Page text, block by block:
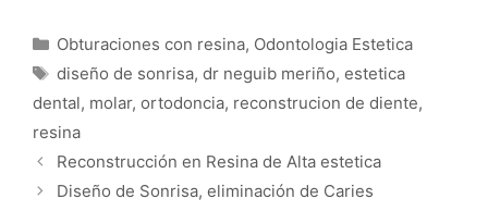
Categorías
Obturaciones con resina, Odontologia Estetica
Etiquetas
diseño de sonrisa, dr neguib meriño, estetica
dental, molar, ortodoncia, reconstrucion de diente,
resina
Reconstrucción en Resina de Alta estetica
Diseño de Sonrisa, eliminación de Caries